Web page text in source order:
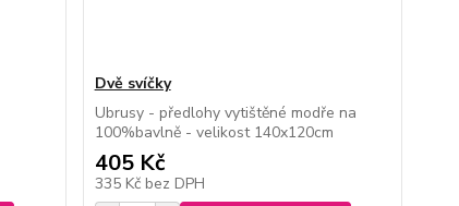
Dvě svíčky
Ubrusy - předlohy vytištěné modře na
100%bavlně - velikost 140x120cm
405 Kč
335 Kč bez DPH